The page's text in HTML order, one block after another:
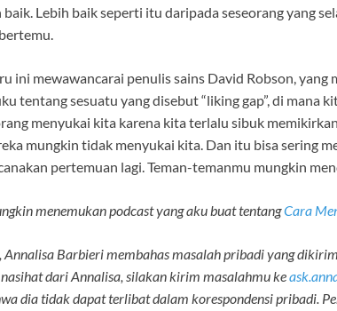
baik. Lebih baik seperti itu daripada seseorang yang
ini mewawancarai penulis sains David Robson, yang
tentang sesuatu yang disebut “liking gap”, di mana
menyukai kita karena kita terlalu sibuk
mungkin tidak menyukai kita. Dan itu bisa sering
pertemuan lagi. Teman-temanmu mungkin
menemukan podcast yang aku buat tentangCara
Annalisa Barbieri membahas masalah pribadi yang
dari Annalisa, silakan kirim masalahmu ke
dia tidak dapat terlibat dalam korespondensi pribadi.